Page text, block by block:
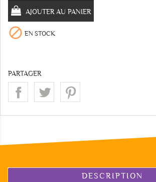
AJOUTER AU PANIER
 EN STOCK
PARTAGER
DESCRIPTION